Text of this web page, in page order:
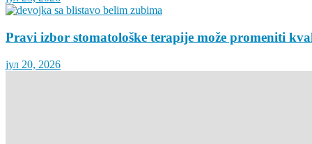
Pravi izbor stomatološke terapije može promeniti
јул 20, 2026